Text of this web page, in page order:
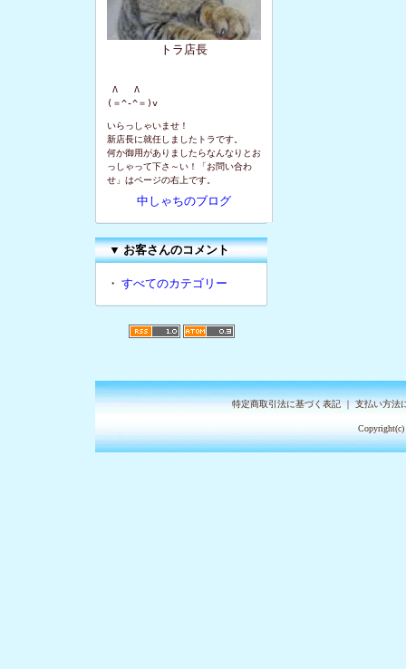
トラ店長
Λ   Λ
(＝^-^＝)v
いらっしゃいませ！
新店長に就任しましたトラです。
何か御用がありましたらなんなりとお
っしゃって下さ～い！「お問い合わ
せ」はページの右上です。
中しゃちのブログ
▼お客さんのコメント
・ すべてのカテゴリー
特定商取引法に基づく表記｜支払い方法